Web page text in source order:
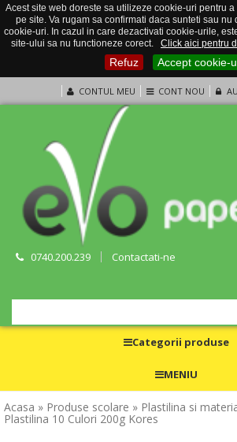
Acest site web doreste sa utilizeze cookie-uri pentru
pe site. Va rugam sa confirmati daca sunteti sau nu
cookie-uri. In cazul in care dezactivati cookie-urile,
site-ului sa nu functioneze corect.
Click aici pentru
Refuz Accept cookie-
CONTUL MEU CONT NOU
0740.200.239 Contactati-ne
Categorii produse
MENIU
Acasa » Produse scolare » Plastilina si
Plastilina 10 Culori 200g Kores